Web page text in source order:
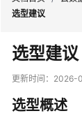
最
动
选型建议
选型建议
更新时间： 2026-
选型概述